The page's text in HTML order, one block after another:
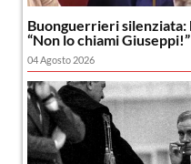
Buonguerrieri
“Non lo chiami Giuseppi!”
04 Agosto 2026